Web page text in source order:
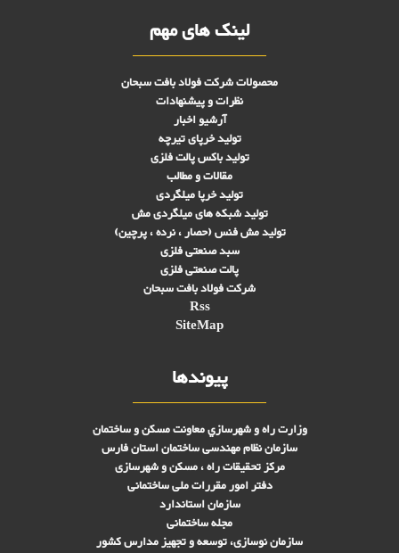
لینک های مهم
محصولات شرکت فولاد بافت سبحان
نظرات و پیشنهادات
آرشیو اخبار
تولید خرپای تیرچه
تولید باکس پالت فلزی
مقالات و مطالب
تولید خرپا میلگردی
تولید شبکه های ميلگردی مش
تولید مش فنس (حصار ، نرده ، پرچین)
سبد صنعتی فلزی
پالت صنعتی فلزی
شرکت فولاد بافت سبحان
Rss
SiteMap
پیوندها
وزارت راه و شهرسازي معاونت مسکن و ساختمان
سازمان نظام مهندسی ساختمان استان فارس
مرکز تحقیقات راه ، مسکن و شهرسازی
دفتر امور مقررات ملی ساختمانی
سازمان استاندارد
مجله ساختمانی
سازمان نوسازی، توسعه و تجهیز مدارس کشور